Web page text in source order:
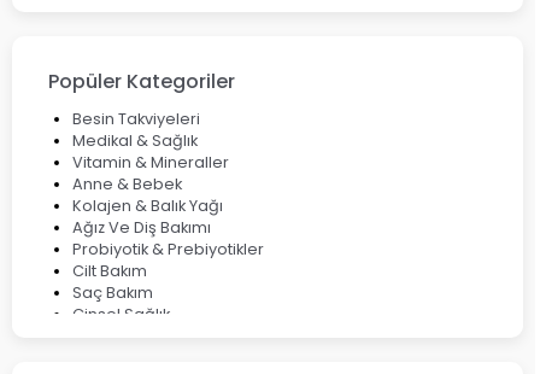
Çözüm Yolları
Bocavirüs Enfeksiyonu Hakkında Bilmeniz Gerekenler
Deep Flex Topraklama Matı Nedir? Detaylı Rehber
Mumiyo Nedir? Faydaları ve Kullanım Alanları Nelerdir?
Popüler Kategoriler
Besin Takviyeleri
Medikal & Sağlık
Vitamin & Mineraller
Anne & Bebek
Kolajen & Balık Yağı
Ağız Ve Diş Bakımı
Probiyotik & Prebiyotikler
Cilt Bakım
Saç Bakım
Cinsel Sağlık